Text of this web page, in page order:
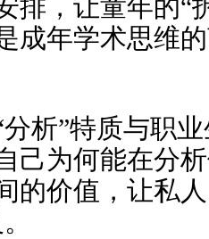
排，让童年的“
成年学术思维
析”特质与职
己为何能在分
的价值，让私